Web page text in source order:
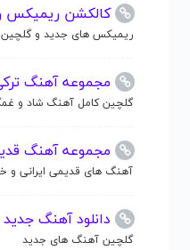
کالکشن ریمیکس
ریمیکس های جدید و گلچین
مجموعه آهنگ
گلچین کامل آهنگ شاد و
مجموعه آهنگ
آهنگ های قدیمی ایرانی و
دانلود آهنگ جدید
گلچین آهنگ های جدید